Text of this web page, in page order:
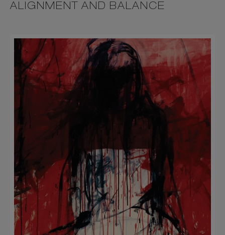
ALIGNMENT AND BALANCE